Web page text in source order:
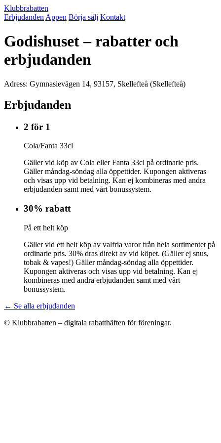
Klubbrabatten
Erbjudanden Appen Börja sälj Kontakt
Godishuset – rabatter och
erbjudanden
Adress: Gymnasievägen 14, 93157, Skellefteå (Skellefteå)
Erbjudanden
2 för 1
Cola/Fanta 33cl
Gäller vid köp av Cola eller Fanta 33cl på ordinarie pris.
Gäller måndag-söndag alla öppettider. Kupongen aktiveras
och visas upp vid betalning. Kan ej kombineras med andra
erbjudanden samt med vårt bonussystem.
30% rabatt
På ett helt köp
Gäller vid ett helt köp av valfria varor från hela sortimentet på
ordinarie pris. 30% dras direkt av vid köpet. (Gäller ej snus,
tobak & vapes!) Gäller måndag-söndag alla öppettider.
Kupongen aktiveras och visas upp vid betalning. Kan ej
kombineras med andra erbjudanden samt med vårt
bonussystem.
← Se alla erbjudanden
© Klubbrabatten – digitala rabatthäften för föreningar.